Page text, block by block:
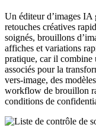
Un éditeur d’images IA
retouches créatives
soignés, brouillons
affiches et variations
pratique, car il combine
associés pour la
vers-image, des
workflow de brouillon
conditions de